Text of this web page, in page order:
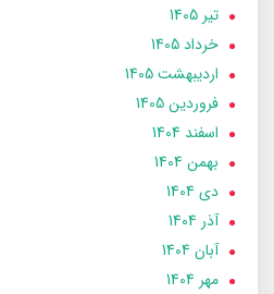
تير 1405
خرداد 1405
ارديبهشت 1405
فروردین 1405
اسفند 1404
بهمن 1404
دی 1404
آذر 1404
آبان 1404
مهر 1404